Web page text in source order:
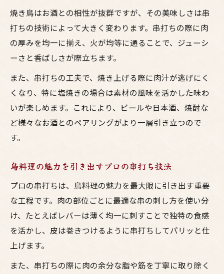
焼き鳥はお酒との相性が抜群ですが、その美味しさは串
打ちの技術によって大きく変わります。串打ちの際に肉
の厚みを均一に揃え、火が均等に通ることで、ジューシ
ーさと香ばしさが際立ちます。
また、串打ちの工夫で、焼き上げる際に肉汁が逃げにく
くなり、特に塩焼きの場合は素材の風味を活かした味わ
いが楽しめます。これにより、ビールや日本酒、焼酎な
ど様々なお酒とのペアリングがより一層引き立つので
す。
鳥料理の魅力を引き出すプロの串打ち技法
プロの串打ちは、鳥料理の魅力を最大限に引き出す重要
な工程です。肉の部位ごとに最適な串の刺し方を使い分
け、たとえばレバーは薄く均一に刺すことで独特の食感
を活かし、皮は巻きつけるように串打ちしてパリッと仕
上げます。
また、串打ちの際に肉の余分な脂や筋を丁寧に取り除く